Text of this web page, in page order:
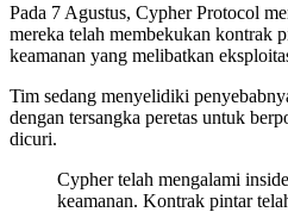
Pada 7 Agustus, Cypher Protocol
mereka telah membekukan kontrak
keamanan yang melibatkan
Tim sedang menyelidiki
dengan tersangka peretas untuk
dicuri.
Cypher telah mengalami
keamanan. Kontrak pintar